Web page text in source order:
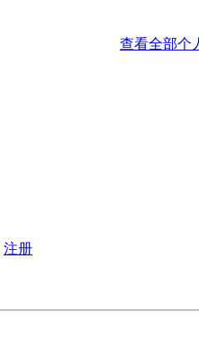
查看全部个
注册